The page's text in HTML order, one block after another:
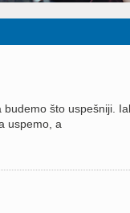
što uspešniji.
uspemo, a